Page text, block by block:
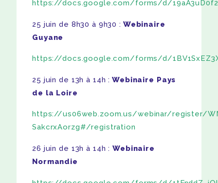
https://docs.google.com/forms/d/
25 juin de 8h30 à 9h30 : Webinaire
Guyane
https://docs.google.com/forms/d/
25 juin de 13h à 14h : Webinaire Pays
de la Loire
https://us06web.zoom.us/webinar/register/
SakcrxAorzg#/registration
26 juin de 13h à 14h :Webinaire
Normandie